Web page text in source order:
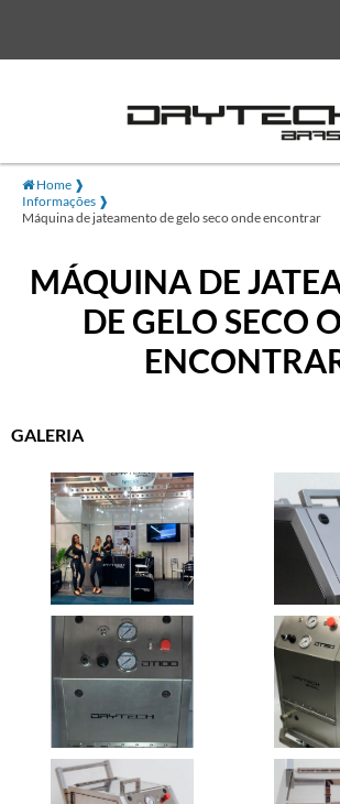
Home ❱
Informações ❱
Máquina de jateamento de gelo seco onde encontrar
MÁQUINA DE
DE GELO SECO
GALERIA